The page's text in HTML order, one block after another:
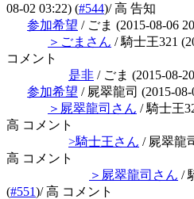
08-02 03:22) (#544)/ 高 告知
参加希望 / ごま (2015-08-06
＞ごまさん / 騎士王321
コメント
是非 / ごま (2015-08-
参加希望 / 屍翠龍司 (2015-
＞屍翠龍司さん / 騎士王
高 コメント
>騎士王さん / 屍翠龍
高 コメント
＞屍翠龍司さん /
(#551)/ 高 コメント